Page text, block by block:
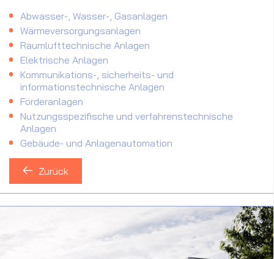
Abwasser-, Wasser-, Gasanlagen
Wärmeversorgungsanlagen
Raumlufttechnische Anlagen
Elektrische Anlagen
Kommunikations-, sicherheits- und
informationstechnische Anlagen
Förderanlagen
Nutzungsspezifische und verfahrenstechnische
Anlagen
Gebäude- und Anlagenautomation
Zurück